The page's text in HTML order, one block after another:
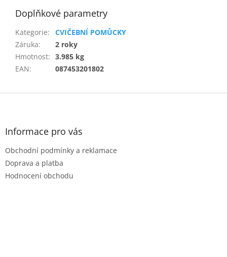
Doplňkové parametry
Kategorie:
CVIČEBNÍ POMŮCKY
Záruka:
2 roky
Hmotnost: 3.985 kg
EAN: 087453201802
Z
Informace pro vás
Obchodní podmínky a reklamace
Doprava a platba
Hodnocení obchodu